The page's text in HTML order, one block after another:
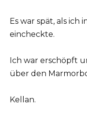
Es war spät, als ich
eincheckte.
Ich war erschöpft
über den
Kellan.